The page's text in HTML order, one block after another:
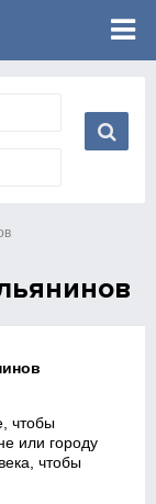
чтобы
или городу
чтобы